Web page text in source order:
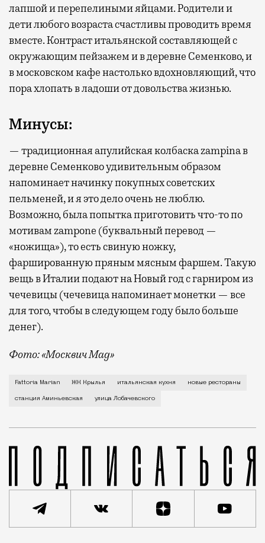
лапшой и перепелиными яйцами. Родители и
дети любого возраста счастливы проводить время
вместе. Контраст итальянской составляющей с
окружающим пейзажем и в деревне Семенково, и
в московском кафе настолько вдохновляющий, что
пора хлопать в ладоши от довольства жизнью.
Минусы:
— традиционная апулийская колбаска zampina в
деревне Семенково удивительным образом
напоминает начинку покупных советских
пельменей, и я это дело очень не люблю.
Возможно, была попытка приготовить что-то по
мотивам zampone (буквальный перевод —
«ножища»), то есть свиную ножку,
фаршированную пряным мясным фаршем. Такую
вещь в Италии подают на Новый год с гарниром из
чечевицы (чечевица напоминает монетки — все
для того, чтобы в следующем году было больше
денег).
Фото: «Москвич Mag»
Настоящая итальянская ферма и кафе при ней
Fattoria Marian ЖК Крылья итальянская кухня новые рестораны
станция Аминьевская улица Лобачевского